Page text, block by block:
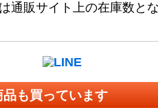
通販サイト上の在庫数と
も買っています